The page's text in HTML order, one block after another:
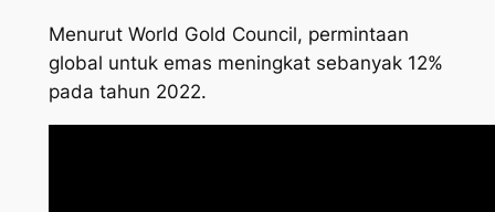
Menurut World Gold Council, permintaan
global untuk emas meningkat sebanyak 12%
pada tahun 2022.